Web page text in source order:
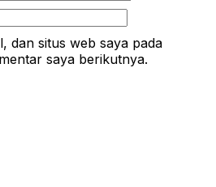
dan situs web saya pada
saya berikutnya.